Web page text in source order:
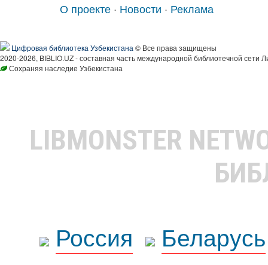
О проекте · Новости · Реклама
Цифровая библиотека Узбекистана © Все права защищены
2020-2026, BIBLIO.UZ - составная часть международной библиотечной сети
Сохраняя наследие Узбекистана
LIBMONSTER
Россия
Беларусь